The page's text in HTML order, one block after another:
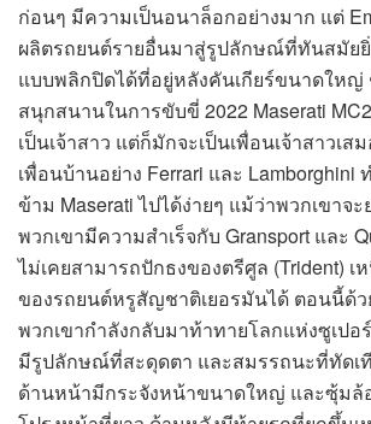
ก่อนๆ มีความเป็นอนาล็อกอย่างมาก แต่
ผลิตรถยนต์รายอื่นมาสู่รูปลักษณ์ที่ทันสมัย
แบบพลิกปิดได้ที่อยู่หลังคันเกียร์ขนาดใหญ่
สนุกสนานในการขับขี่ 2022 Maserati
เป็นเจ้าสาว แต่ก็มักจะเป็นเพื่อนเจ้าสาวเ
เพื่อนบ้านอย่าง Ferrari และ Lamborghini
ข้าม Maserati ไปได้ง่ายๆ แม้ว่าพวกเขาจะ
พวกเขามีความสำเร็จกับ Gransport และ
ไม่เคยสามารถปักธงของตรีศูล (Trident) เ
ของรถยนต์หรูสัญชาติเยอรมันได้ ตอนนี้ด้ว
พวกเขากำลังกลับมาท้าทายโลกแห่งซูเปอ
มีรูปลักษณ์ที่สะดุดตา และสมรรถนะที่ทัดเ
ด้านหน้ามีกระจังหน้าขนาดใหญ่ และซุ้มล้